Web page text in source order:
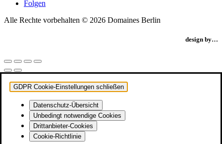
Folgen
Alle Rechte vorbehalten © 2026 Domaines Berlin
design by…
GDPR Cookie-Einstellungen schließen
Datenschutz-Übersicht
Unbedingt notwendige Cookies
Drittanbieter-Cookies
Cookie-Richtlinie